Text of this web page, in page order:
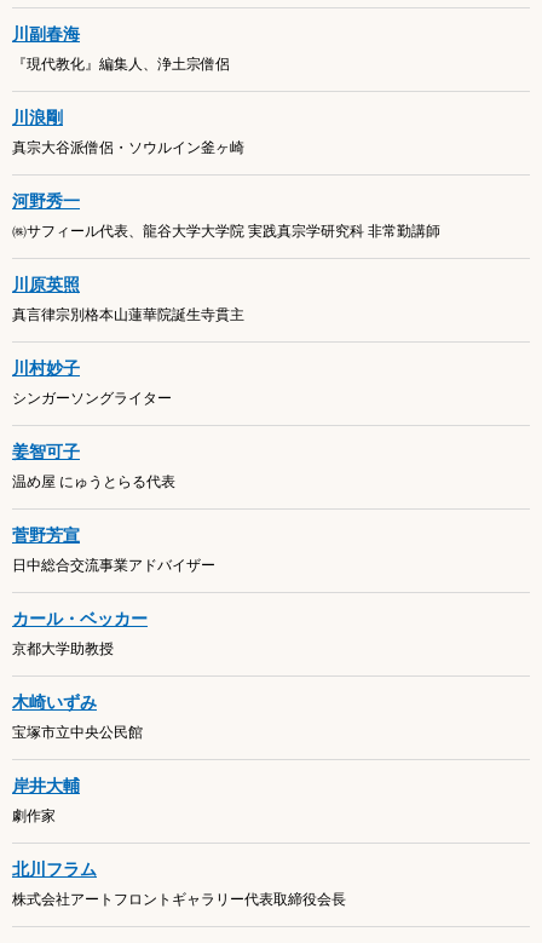
川副春海
『現代教化』編集人、浄土宗僧侶
川浪剛
真宗大谷派僧侶・ソウルイン釜ヶ崎
河野秀一
㈱サフィール代表、龍谷大学大学院 実践真宗学研究科 非常勤講師
川原英照
真言律宗別格本山蓮華院誕生寺貫主
川村妙子
シンガーソングライター
姜智可子
温め屋 にゅうとらる代表
菅野芳宣
日中総合交流事業アドバイザー
カール・ベッカー
京都大学助教授
木崎いずみ
宝塚市立中央公民館
岸井大輔
劇作家
北川フラム
株式会社アートフロントギャラリー代表取締役会長